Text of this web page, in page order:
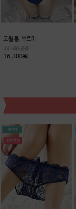
고퀄 롱, 부르마
44~66 공용
16,300원